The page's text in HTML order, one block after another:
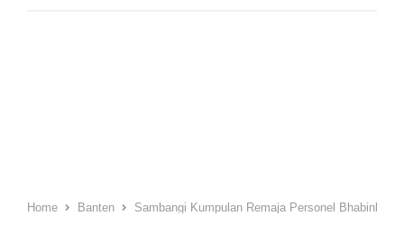
Home Banten Sambangi Kumpulan Remaja Personel